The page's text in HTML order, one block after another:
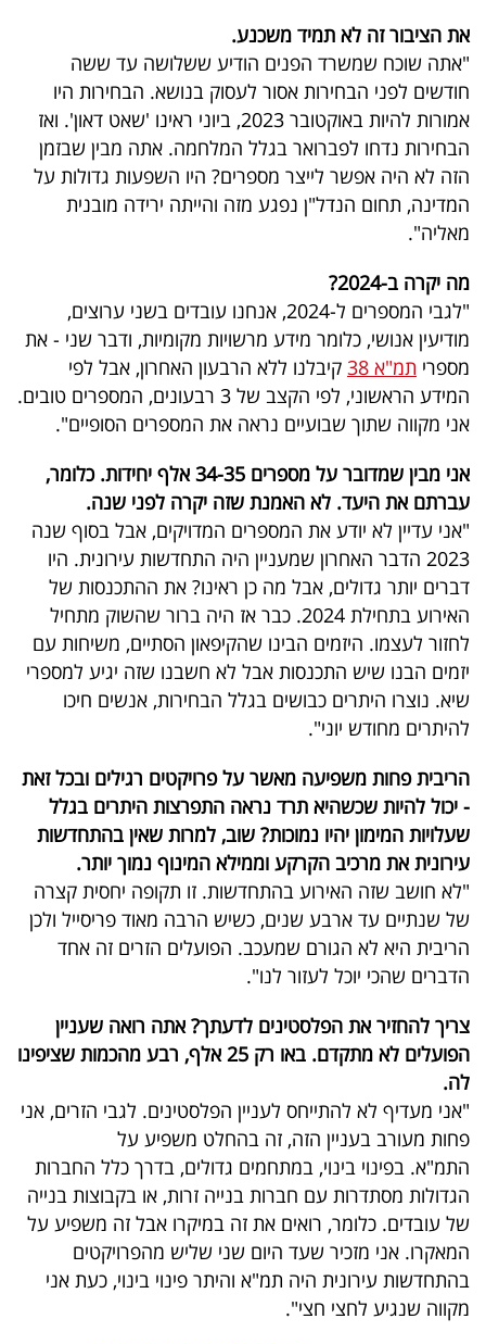
את הציבור זה לא תמיד משכנע.
"אתה שוכח שמשרד הפנים הודיע ששלושה עד ששה
חודשים לפני הבחירות אסור לעסוק בנושא. הבחירות היו
אמורות להיות באוקטובר 2023, ביוני ראינו 'שאט דאון'. ואז
הבחירות נדחו לפברואר בגלל המלחמה. אתה מבין שבזמן
הזה לא היה אפשר לייצר מספרים? היו השפעות גדולות על
המדינה, תחום הנדל"ן נפגע מזה והייתה ירידה מובנית
מאליה".
מה יקרה ב-2024?
"לגבי המספרים ל-2024, אנחנו עובדים בשני ערוצים,
מודיעין אנושי, כלומר מידע מרשויות מקומיות, ודבר שני - את
מספרי תמ"א 38
קיבלנו ללא הרבעון האחרון, אבל לפי
המידע הראשוני, לפי הקצב של 3 רבעונים, המספרים טובים.
אני מקווה שתוך שבועיים נראה את המספרים הסופיים".
אני מבין שמדובר על מספרים 34-35 אלף יחידות. כלומר,
עברתם את היעד. לא האמנת שזה יקרה לפני שנה.
"אני עדיין לא יודע את המספרים המדויקים, אבל בסוף שנה
2023 הדבר האחרון שמעניין היה התחדשות עירונית. היו
דברים יותר גדולים, אבל מה כן ראינו? את ההתכנסות של
האירוע בתחילת 2024. כבר אז היה ברור שהשוק מתחיל
לחזור לעצמו. היזמים הבינו שהקיפאון הסתיים, משיחות עם
יזמים הבנו שיש התכנסות אבל לא חשבנו שזה יגיע למספרי
שיא. נוצרו היתרים כבושים בגלל הבחירות, אנשים חיכו
להיתרים מחודש יוני".
הריבית פחות משפיעה מאשר על פרויקטים רגילים ובכל זאת
- יכול להיות שכשהיא תרד נראה התפרצות היתרים בגלל
שעלויות המימון יהיו נמוכות? שוב, למרות שאין בהתחדשות
עירונית את מרכיב הקרקע וממילא המינוף נמוך יותר.
"לא חושב שזה האירוע בהתחדשות. זו תקופה יחסית קצרה
של שנתיים עד ארבע שנים, כשיש הרבה מאוד פריסייל ולכן
הריבית היא לא הגורם שמעכב. הפועלים הזרים זה אחד
הדברים שהכי יוכל לעזור לנו".
צריך להחזיר את הפלסטינים לדעתך? אתה רואה שעניין
הפועלים לא מתקדם. באו רק 25 אלף, רבע מהכמות שציפינו
לה.
"אני מעדיף לא להתייחס לעניין הפלסטינים. לגבי הזרים, אני
פחות מעורב בעניין הזה, זה בהחלט משפיע על
התמ"א. בפינוי בינוי, במתחמים גדולים, בדרך כלל החברות
הגדולות מסתדרות עם חברות בנייה זרות, או בקבוצות בנייה
של עובדים. כלומר, רואים את זה במיקרו אבל זה משפיע על
המאקרו. אני מזכיר שעד היום שני שליש מהפרויקטים
בהתחדשות עירונית היה תמ"א והיתר פינוי בינוי, כעת אני
מקווה שנגיע לחצי חצי".